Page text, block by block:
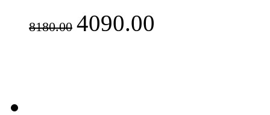
8180.00 4090.00